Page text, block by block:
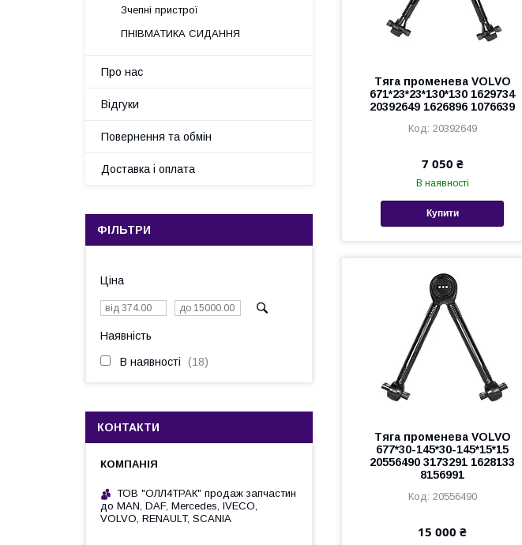
Тяга променева VOLVO
671*23*23*130*130 1629734
20392649 1626896 1076639
20392649
7 050 ₴
В наявності
Купити
Тяга променева VOLVO
677*30-145*30-145*15*15
20556490 3173291 1628133
8156991
20556490
15 000 ₴
Зчепні пристрої
ПНІВМАТИКА СИДАННЯ
Про нас
Відгуки
Повернення та обмін
Доставка і оплата
ФІЛЬТРИ
Ціна
Наявність
В наявності 18
КОНТАКТИ
ТОВ "ОЛЛ4ТРАК" продаж запчастин
до MAN, DAF, Mercedes, IVECO,
VOLVO, RENAULT, SCANIA